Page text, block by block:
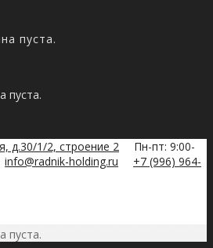
пуста.
пуста.
д.30/1/2, строение 2
Пн-пт: 9:00-
info@radnik-holding.ru
+7 (996) 964-
пуста.